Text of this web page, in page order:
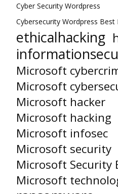
Cyber Security Wordpress
Cybersecurity Wordpress Best
ethicalhacking
Microsoft
Microsoft
Microsoft hacker
Microsoft hacking
Microsoft infosec
Microsoft security
Microsoft Security
Microsoft